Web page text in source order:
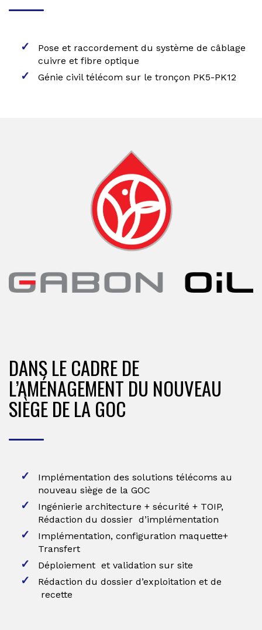
Pose et raccordement du système de câblage
cuivre et fibre optique
Génie civil télécom sur le tronçon PK5-PK12
DANS LE CADRE DE
L’AMÉNAGEMENT DU NOUVEAU
SIÈGE DE LA GOC
Implémentation des solutions télécoms au
nouveau siège de la GOC
Ingénierie architecture + sécurité + TOIP,
Rédaction du dossier d’implémentation
Implémentation, configuration maquette+
Transfert
Déploiement et validation sur site
Rédaction du dossier d’exploitation et de
recette